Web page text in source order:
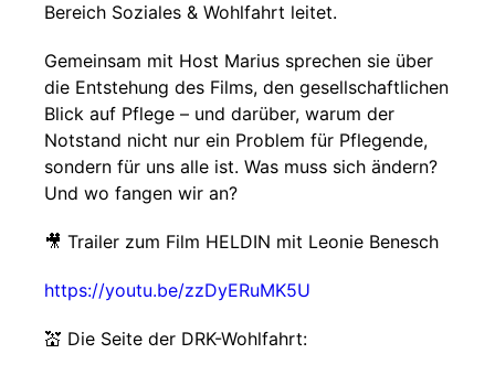
Bereich Soziales & Wohlfahrt leitet.
Gemeinsam mit Host Marius sprechen sie über
die Entstehung des Films, den gesellschaftlichen
Blick auf Pflege – und darüber, warum der
Notstand nicht nur ein Problem für Pflegende,
sondern für uns alle ist. Was muss sich ändern?
Und wo fangen wir an?
🎥 Trailer zum Film HELDIN mit Leonie Benesch
https://youtu.be/zzDyERuMK5U
💒 Die Seite der DRK-Wohlfahrt: